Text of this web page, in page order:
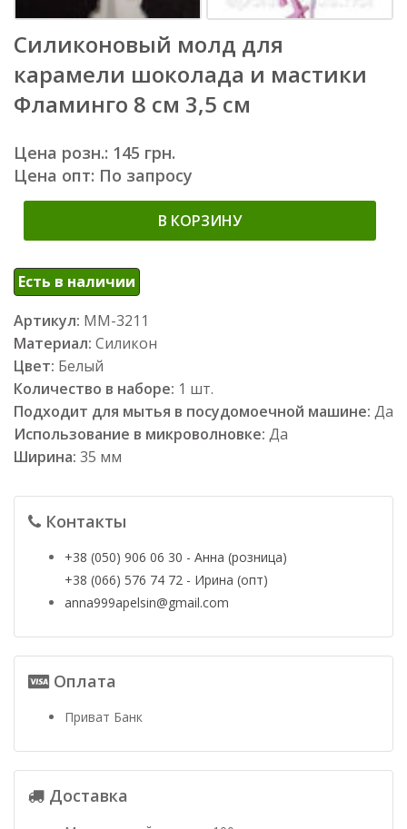
Силиконовый молд для
карамели шоколада и мастики
Фламинго 8 см 3,5 см
Цена розн.: 145 грн.
Цена опт: По запросу
В КОРЗИНУ
Есть в наличии
Артикул: ММ-3211
Материал: Силикон
Цвет: Белый
Количество в наборе: 1 шт.
Подходит для мытья в посудомоечной машине: Да
Использование в микроволновке: Да
Ширина: 35 мм
Контакты
+38 (050) 906 06 30 - Анна (розница)
+38 (066) 576 74 72 - Ирина (опт)
anna999apelsin@gmail.com
Оплата
Приват Банк
Доставка